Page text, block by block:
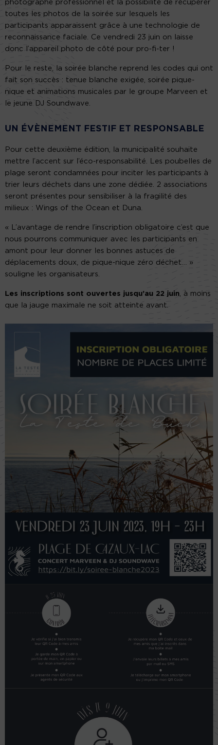
photographe professionnel et la possibilité de récupérer
toutes les photos de la soirée sur lesquels les
participants apparaissent grâce à une technologie de
reconnaissance faciale. Ce vendredi 23 juin on laisse
donc l’appareil photo de côté pour pro-fi-ter !
Pour le reste, la soirée blanche reprend les codes qui ont
fait son succès : tenue blanche exigée, soirée pique-
nique et animations musicales par le groupe Marveen et
le jeune DJ Soundwave.
UN ÉVÈNEMENT FESTIF ET RESPONSABLE
Pour cette deuxième édition, la municipalité souhaite
mettre l’accent sur l’éco-responsabilité. Les poubelles de
plage seront condamnées pour inciter les participants à
trier leurs déchets dans une zone dédiée. 2 associations
seront présentes pour sensibiliser à la fragilité des
milieux : Wings of the Ocean et Duna.
« L’avantage de rendre l’inscription obligatoire c’est que
nous pourrons communiquer avec les participants en
amont pour leur donner les bonnes astuces de
déplacements doux, de pique-nique zéro déchet… »
souligne les organisateurs.
Les inscriptions sont ouvertes jusqu’au 22 juin, à moins
que la jauge maximale ne soit atteinte avant.